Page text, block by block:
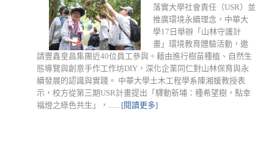
落實大學社會責任（USR）並
推廣環境永續理念，中華大
學17日舉辦「山林守護計
畫」環境教育體驗活動，邀
請豐鑫皇昌集團近40位員工參與。藉由進行樹苗種植、自然生
態導覽與創意手作工作坊DIY，深化企業同仁對山林保育與永
續發展的認識與實踐。 中華大學土木工程學系陳湘媛教授表
示，校方從第三期USR計畫提出「驛動新埔：種希望樹，點幸
福燈之綠色共生」，...... [閱讀更多]